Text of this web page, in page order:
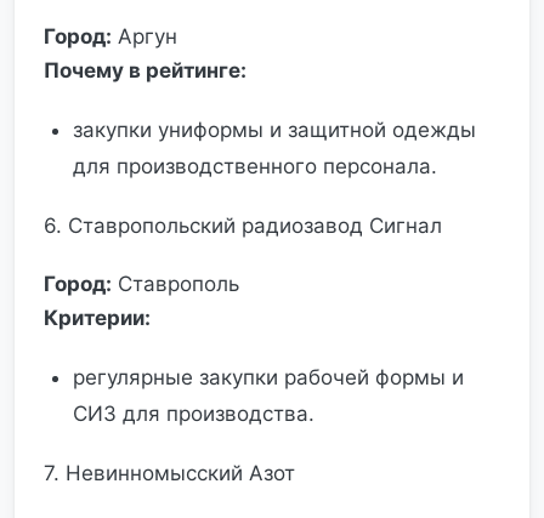
Город: Аргун
Почему в рейтинге:
закупки униформы и защитной одежды
для производственного персонала.
6. Ставропольский радиозавод Сигнал
Город: Ставрополь
Критерии:
регулярные закупки рабочей формы и
СИЗ для производства.
7. Невинномысский Азот